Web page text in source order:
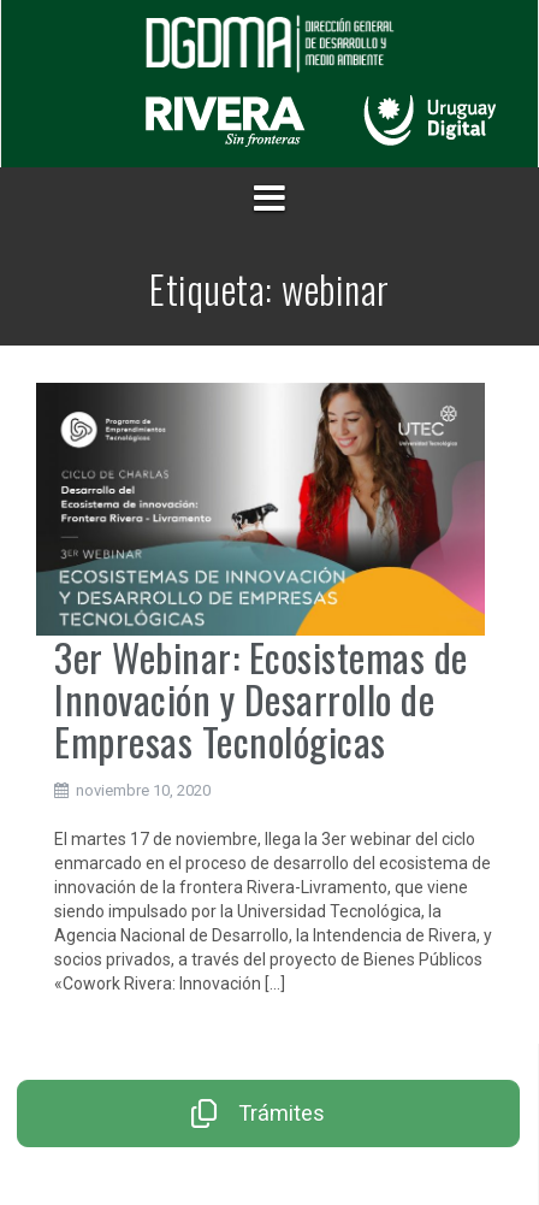
Etiqueta: webinar
3er Webinar: Ecosistemas de
Innovación y Desarrollo de
Empresas Tecnológicas
noviembre 10, 2020
El martes 17 de noviembre, llega la 3er webinar del ciclo
enmarcado en el proceso de desarrollo del ecosistema de
innovación de la frontera Rivera-Livramento, que viene
siendo impulsado por la Universidad Tecnológica, la
Agencia Nacional de Desarrollo, la Intendencia de Rivera, y
socios privados, a través del proyecto de Bienes Públicos
«Cowork Rivera: Innovación […]
Trámites